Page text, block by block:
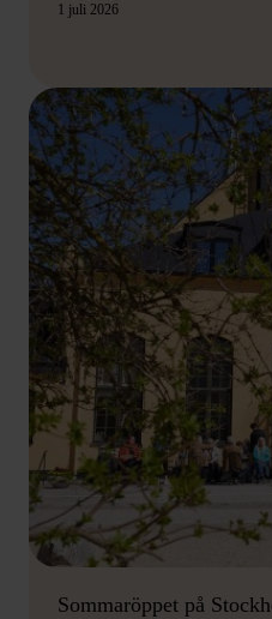
1 juli 2026
Sommaröppet på